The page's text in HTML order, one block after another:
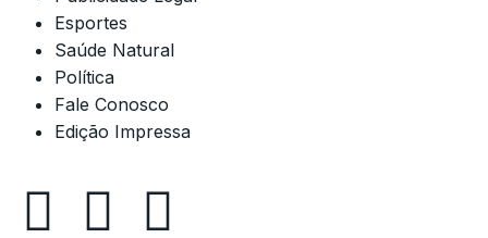
Esportes
Saúde Natural
Política
Fale Conosco
Edição Impressa